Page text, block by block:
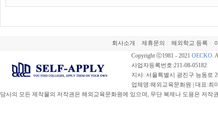
회사소개 제휴문의 해외학교 등록
Copyright ⓒ1981 - 2021 OECKO.
사업자등록번호:211-08-05182
지사: 서울특별시 광진구 능동로
업체명:해외교육문화원 | 대표:최
당사의 모든 제작물의 저작권은 해외교육문화원에 있으며, 무단 복제나 도용은 저